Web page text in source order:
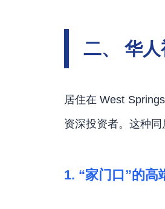
二、 华
居住在 West
资深投资者。这种
1. “家门口”的高